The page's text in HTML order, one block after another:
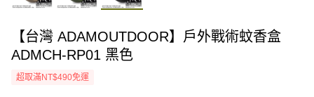
【台灣 ADAMOUTDOOR】戶外戰術蚊香盒
ADMCH-RP01 黑色
超取滿NT$490免運